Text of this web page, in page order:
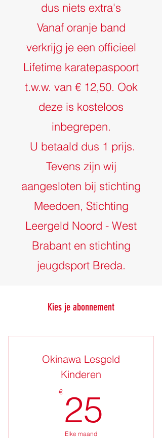
dus niets extra's
Vanaf oranje band
verkrijg je een officieel
Lifetime karatepaspoort
t.w.w. van € 12,50. Ook
deze is kosteloos
inbegrepen.
U betaald dus 1 prijs.
Tevens zijn wij
aangesloten bij stichting
Meedoen, Stichting
Leergeld Noord - West
Brabant en stichting
jeugdsport Breda.
Kies je abonnement
Okinawa Lesgeld
Kinderen
€ 25
Elke maand